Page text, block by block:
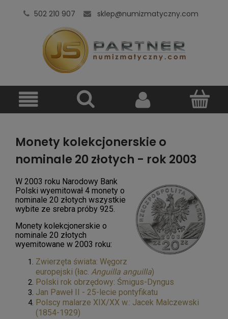
502 210 907 sklep@numizmatyczny.com
Monety kolekcjonerskie o
nominale 20 złotych - rok 2003
W 2003 roku Narodowy Bank
Polski wyemitował 4 monety o
nominale 20 złotych wszystkie
wybite ze srebra próby 925.
Monety kolekcjonerskie o
nominale 20 złotych
wyemitowane w 2003 roku:
Zwierzęta świata: Węgorz
europejski (łac. Anguilla anguilla)
Polski rok obrzędowy: Śmigus-Dyngus
Jan Paweł II - 25-lecie pontyfikatu
Polscy malarze XIX/XX w.: Jacek Malczewski
(1854-1929)